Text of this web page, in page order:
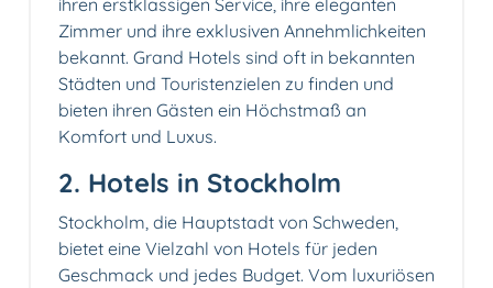
ihren erstklassigen Service, ihre eleganten
Zimmer und ihre exklusiven Annehmlichkeiten
bekannt. Grand Hotels sind oft in bekannten
Städten und Touristenzielen zu finden und
bieten ihren Gästen ein Höchstmaß an
Komfort und Luxus.
2. Hotels in Stockholm
Stockholm, die Hauptstadt von Schweden,
bietet eine Vielzahl von Hotels für jeden
Geschmack und jedes Budget. Vom luxuriösen